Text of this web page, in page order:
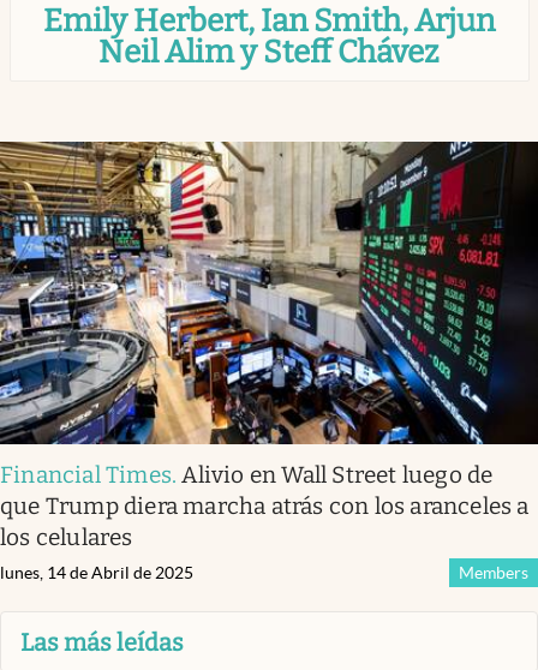
Infotechnology
Mundial 2026
Eventos Corporativos
El Cronista Studio
Mediakit
abre en nueva pestaña
Argentina
Emily Herbert, Ian Smith, Arjun
Neil Alim y Steff Chávez
Financial Times.Alivio en Wall Street luego de
que Trump diera marcha atrás con los aranceles a
los celulares
Members
lunes, 14 de Abril de 2025
Las más leídas